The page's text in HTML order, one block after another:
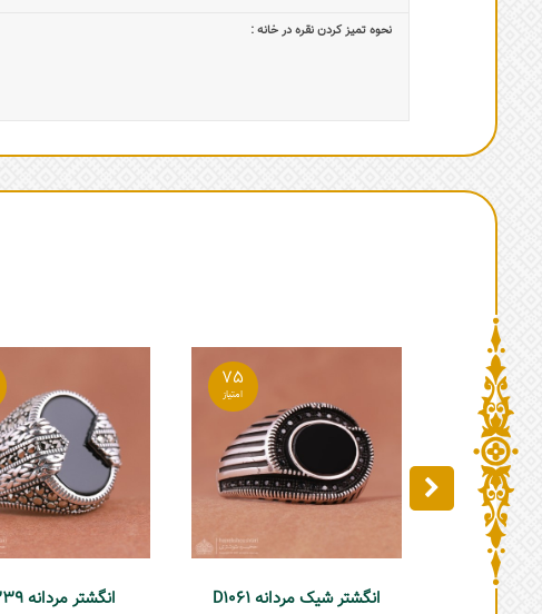
نحوه تمیز کردن نقره در خانه :
75
انگشتر شیک مردانه D1061 انگشتر مردانه D1339